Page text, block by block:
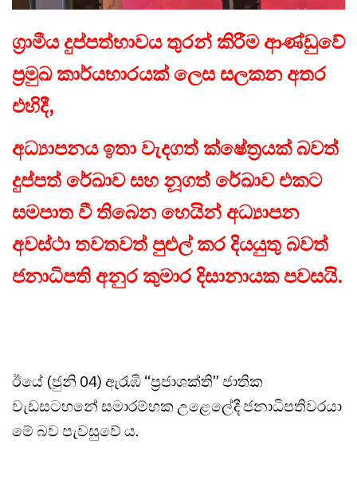
ග්‍රාමීය දුප්පත්භාවය තුරන් කිරීම ආණ්ඩුවේ
ප්‍රමුඛ කාර්යභාරයක් ලෙස සලකන අතර
එහිදී,
අධ්‍යාපනය ඉතා වැදගත් ක්ෂේත්‍රයක් බවත්
දුප්පත් රේඛාව සහ නූගත් රේඛාව එකට
සමපාත වී තිබෙන හෙයින් අධ්‍යාපන
අවස්ථා තවතවත් පුළුල් කර දියයුතු බවත්
ජනාධිපති අනුර කුමාර දිසානායක පවසයි.
ඊයේ (ජුනි 04) ඇරැඹි “ප්‍රජාශක්ති” ජාතික
වැඩසටහනේ සමාරම්භක උළෙලේදී ජනාධිපතිවරයා
මේ බව පැවසුවේ ය.